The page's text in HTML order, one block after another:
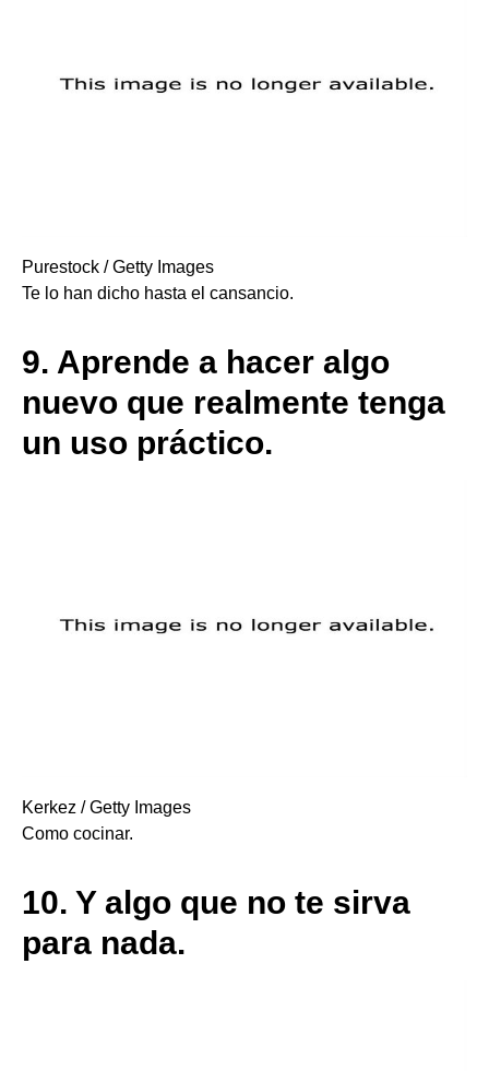
Purestock / Getty Images
Te lo han dicho hasta el cansancio.
9. Aprende a hacer algo
nuevo que realmente tenga
un uso práctico.
Kerkez / Getty Images
Como cocinar.
10. Y algo que no te sirva
para nada.